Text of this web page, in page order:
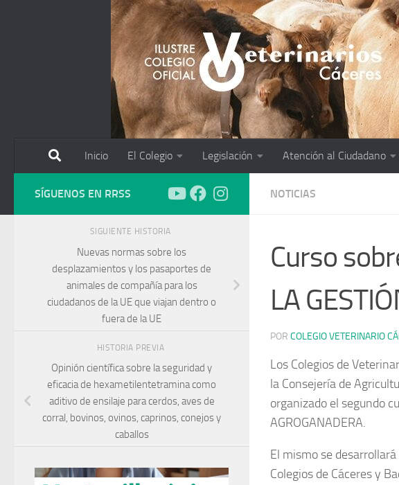
Inicio El Colegio Legislación Atención al Ciudadano
NOTICIAS
Curso
LA
POR COLEGIO VETERINARIO
Los Colegios de
la Consejería de
organizado el segundo
AGROGANADERA.
El mismo se
Colegios de Cáceres y
SÍGUENOS EN RRSS
SIGUIENTE HISTORIA
Nuevas normas sobre los
desplazamientos y los pasaportes de
animales de compañía para los
ciudadanos de la UE que viajan dentro o
fuera de la UE
HISTORIA PREVIA
Opinión científica sobre la seguridad y
eficacia de hexametilentetramina como
aditivo de ensilaje para cerdos, aves de
corral, bovinos, ovinos, caprinos, conejos y
caballos